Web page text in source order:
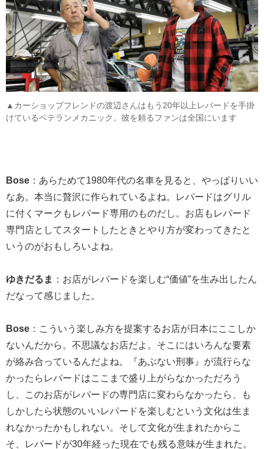
▲カーショップフレンドの渡辺さんはもう20年以上レパードを手掛
けているベテランメカニック。彼を頼るファンは全国にいます
Bose ：あらためて1980年代の名車を見ると、やっぱりいい
なあ。本当に贅沢に作られているよね。レパードはグリル
に付くマークもレパード専用のものだし。お店もレパード
専門店としてスタートしたときとやり方が変わってきたと
いうのがおもしろいよね。
ゆきだるま ：お店がレパードを楽しむ“価値”を生み出したん
だなって感じました。
Bose ：こういう楽しみ方を提案するお店が日本にここしか
ないんだから。不思議なお店だよ。そこにはいろんな要素
が絡み合っているんだよね。『あぶない刑事』が流行らな
かったらレパードはここまで盛り上がらなかっただろう
し、このお店がレパードの専門店に変わらなかったら、も
しかしたら状態のいいレパードを楽しむという文化は生ま
れなかったかもしれない。そして文化が生まれたからこ
そ、レパードが30年経った現在でも残る意味が生まれた。